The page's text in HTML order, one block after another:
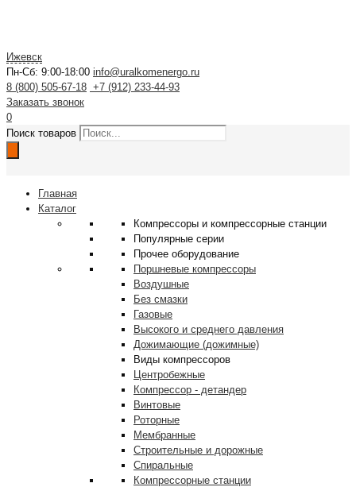
Ижевск
Пн-Сб: 9:00-18:00 info@uralkomenergo.ru
8 (800) 505-67-18 +7 (912) 233-44-93
Заказать звонок
0
Поиск товаров
Главная
Каталог
Компрессоры и компрессорные станции
Популярные серии
Прочее оборудование
Поршневые компрессоры
Воздушные
Без смазки
Газовые
Высокого и среднего давления
Дожимающие (дожимные)
Виды компрессоров
Центробежные
Компрессор - детандер
Винтовые
Роторные
Мембранные
Строительные и дорожные
Спиральные
Компрессорные станции